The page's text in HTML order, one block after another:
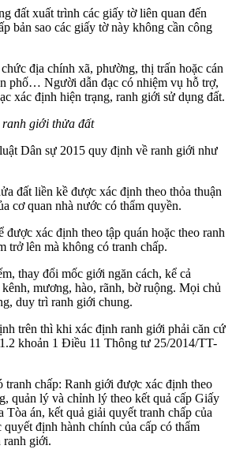
đất xuất trình các giấy tờ liên quan đến
bản sao các giấy tờ này không cần công
địa chính xã, phường, thị trấn hoặc cán
phố… Người dẫn đạc có nhiệm vụ hỗ trợ,
xác định hiện trạng, ranh giới sử dụng đất.
giới thửa đất
Dân sự 2015 quy định về ranh giới như
đất liền kề được xác định theo thỏa thuận
cơ quan nhà nước có thẩm quyền.
được xác định theo tập quán hoặc theo ranh
trở lên mà không có tranh chấp.
thay đổi mốc giới ngăn cách, kể cả
mương, hào, rãnh, bờ ruộng. Mọi chủ
duy trì ranh giới chung.
trên thì khi xác định ranh giới phải căn cứ
khoản 1 Điều 11 Thông tư 25/2014/TT-
tranh chấp: Ranh giới được xác định theo
quản lý và chỉnh lý theo kết quả cấp Giấy
Tòa án, kết quả giải quyết tranh chấp của
quyết định hành chính của cấp có thẩm
ranh giới.